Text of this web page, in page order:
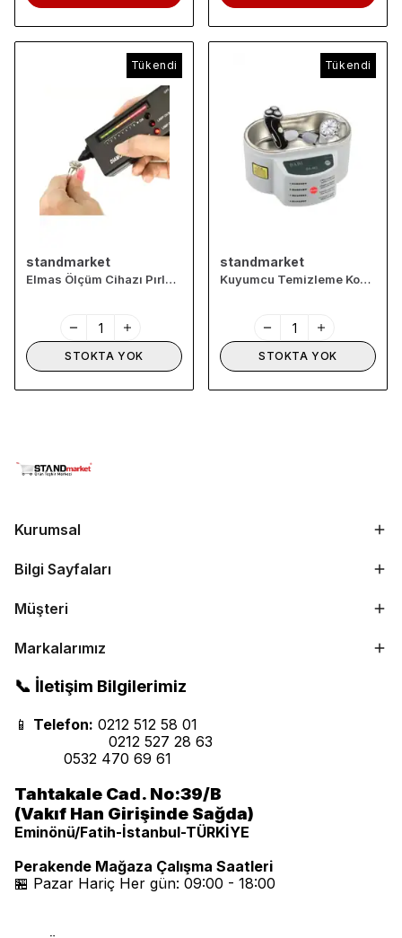
Tükendi
standmarket
Elmas Ölçüm Cihazı Pırlanta Karat Ölçme
STOKTA YOK
Tükendi
standmarket
Kuyumcu Temizleme Kovası
STOKTA YOK
Kurumsal
Bilgi Sayfaları
Müşteri
Markalarımız
📞 İletişim Bilgilerimiz
📱 Telefon: 0212 512 58 01
0212 527 28 63
0532 470 69 61
Tahtakale Cad. No:39/B
(Vakıf Han Girişinde Sağda)
Eminönü/Fatih-İstanbul-TÜRKİYE
Perakende Mağaza Çalışma Saatleri
🏪 Pazar Hariç Her gün: 09:00 - 18:00